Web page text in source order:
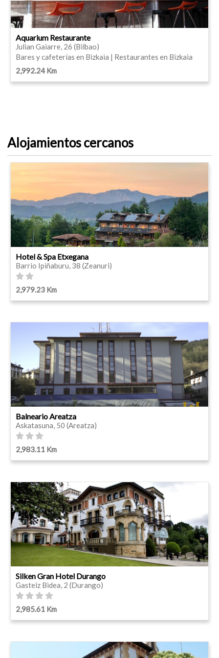
Aquarium Restaurante
Julian Gaiarre, 26 (Bilbao)
Bares y cafeterías en Bizkaia | Restaurantes en Bizkaia
2,992.24 Km
Alojamientos cercanos
Hotel & Spa Etxegana
Barrio Ipiñaburu, 38 (Zeanuri)
2,979.23 Km
Balneario Areatza
Askatasuna, 50 (Areatza)
2,983.11 Km
Silken Gran Hotel Durango
Gasteiz Bidea, 2 (Durango)
2,985.61 Km